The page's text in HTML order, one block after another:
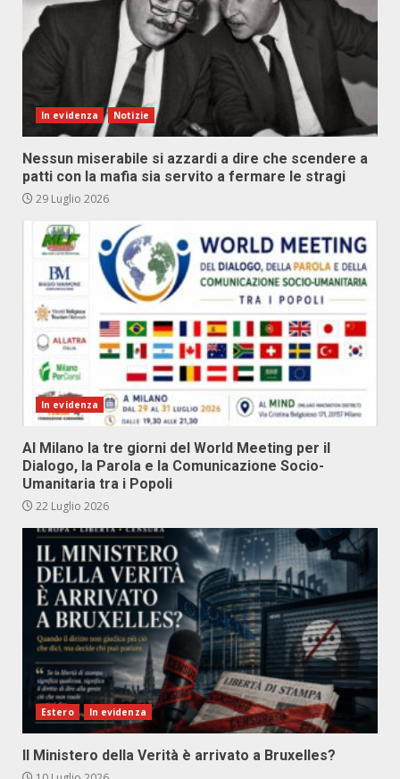
In evidenza Notizie
Nessun miserabile si azzardi a dire che scendere a
patti con la mafia sia servito a fermare le stragi
29 Luglio 2026
In evidenza
Al Milano la tre giorni del World Meeting per il
Dialogo, la Parola e la Comunicazione Socio-
Umanitaria tra i Popoli
22 Luglio 2026
Estero In evidenza
Il Ministero della Verità è arrivato a Bruxelles?